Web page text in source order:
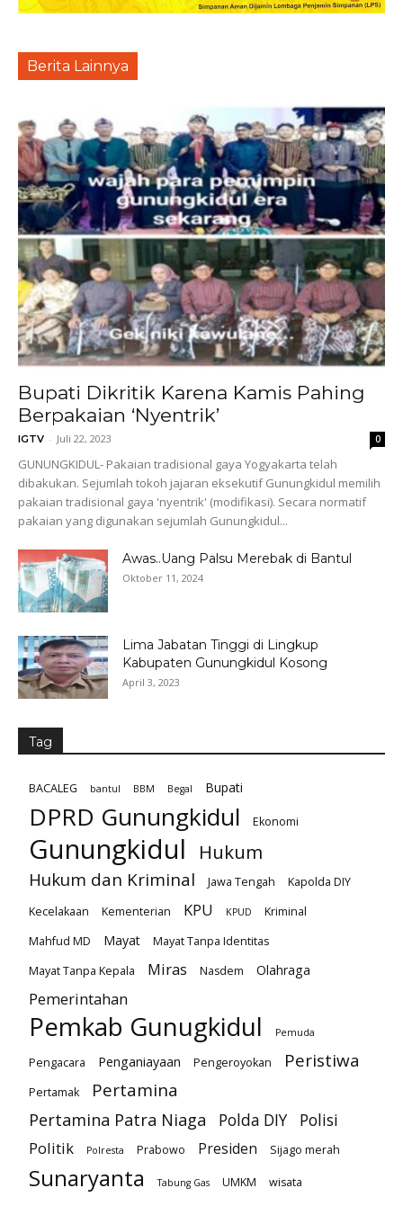
Berita Lainnya
Bupati Dikritik Karena Kamis Pahing
Berpakaian ‘Nyentrik’
IGTV - Juli 22, 2023 0
GUNUNGKIDUL- Pakaian tradisional gaya Yogyakarta telah
dibakukan. Sejumlah tokoh jajaran eksekutif Gunungkidul memilih
pakaian tradisional gaya 'nyentrik' (modifikasi). Secara normatif
pakaian yang digunakan sejumlah Gunungkidul...
Awas..Uang Palsu Merebak di Bantul
Oktober 11, 2024
Lima Jabatan Tinggi di Lingkup
Kabupaten Gunungkidul Kosong
April 3, 2023
Tag
BACALEG bantul BBM Begal Bupati
DPRD Gunungkidul Ekonomi
Gunungkidul Hukum
Hukum dan Kriminal Jawa Tengah
Kapolda DIY
Kecelakaan
Kementerian KPU KPUD
Kriminal
Mahfud MD
Mayat
Mayat Tanpa Identitas
Mayat Tanpa Kepala
Miras Nasdem Olahraga
Pemerintahan
Pemkab Gunugkidul Pemuda
Pengacara Penganiayaan Pengeroyokan Peristiwa
Pertamak Pertamina
Pertamina Patra Niaga Polda DIY
Polisi
Politik
Polresta Prabowo Presiden Sijago merah
Sunaryanta Tabung Gas UMKM wisata